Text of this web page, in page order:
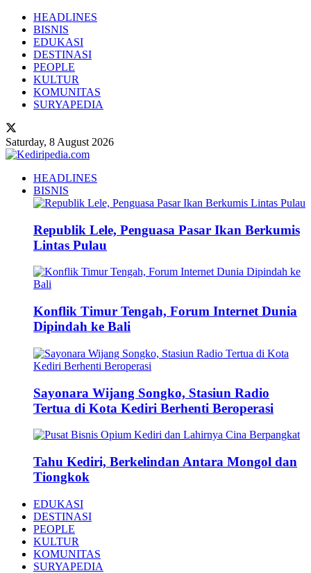
HEADLINES
BISNIS
EDUKASI
DESTINASI
PEOPLE
KULTUR
KOMUNITAS
SURYAPEDIA
Saturday, 8 August 2026
HEADLINES
BISNIS
Republik Lele, Penguasa Pasar Ikan Berkumis
Lintas Pulau
Konflik Timur Tengah, Forum Internet Dunia
Dipindah ke Bali
Sayonara Wijang Songko, Stasiun Radio
Tertua di Kota Kediri Berhenti Beroperasi
Tahu Kediri, Berkelindan Antara Mongol dan
Tiongkok
EDUKASI
DESTINASI
PEOPLE
KULTUR
KOMUNITAS
SURYAPEDIA